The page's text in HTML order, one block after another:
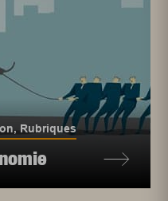
, Rubriques